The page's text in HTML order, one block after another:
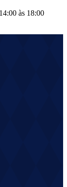
às 18:00